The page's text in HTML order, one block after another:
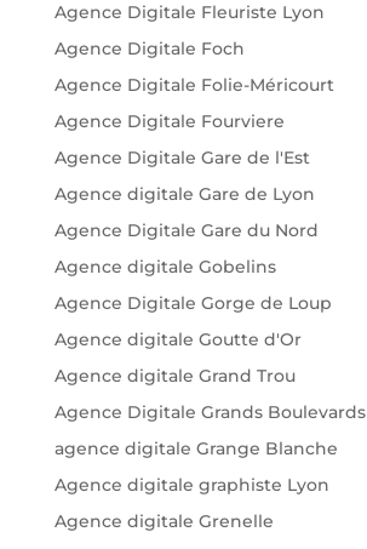
Agence Digitale Fleuriste Lyon
Agence Digitale Foch
Agence Digitale Folie-Méricourt
Agence Digitale Fourviere
Agence Digitale Gare de l'Est
Agence digitale Gare de Lyon
Agence Digitale Gare du Nord
Agence digitale Gobelins
Agence Digitale Gorge de Loup
Agence digitale Goutte d'Or
Agence digitale Grand Trou
Agence Digitale Grands Boulevards
agence digitale Grange Blanche
Agence digitale graphiste Lyon
Agence digitale Grenelle